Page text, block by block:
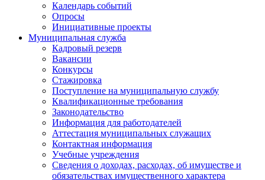
Календарь событий
Опросы
Инициативные проекты
Муниципальная служба
Кадровый резерв
Вакансии
Конкурсы
Стажировка
Поступление на муниципальную службу
Квалификационные требования
Законодательство
Информация для работодателей
Аттестация муниципальных служащих
Контактная информация
Учебные учреждения
Сведения о доходах, расходах, об имуществе и
обязательствах имущественного характера